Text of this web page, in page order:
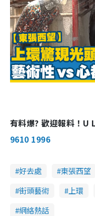
有料爆? 歡迎報料！
9610 1996
好去處 東張西望
街頭藝術
上環
網絡熱話